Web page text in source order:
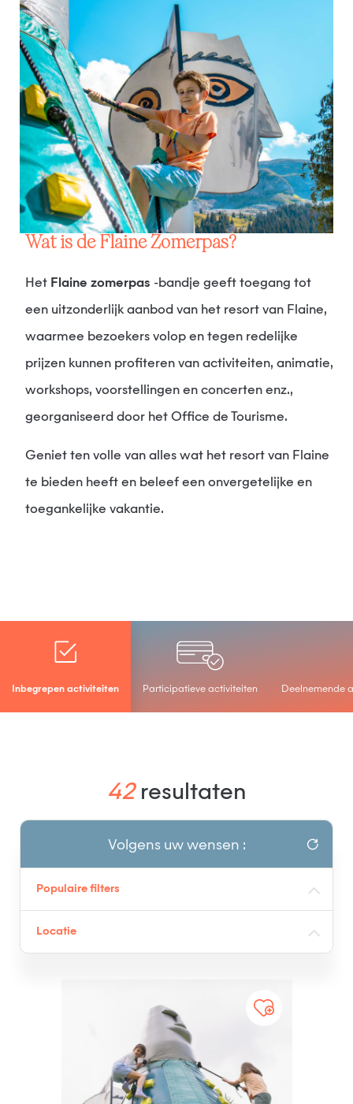
Wat is de Flaine Zomerpas?
Het Flaine zomerpas -bandje geeft toegang tot
een uitzonderlijk aanbod van het resort van Flaine,
waarmee bezoekers volop en tegen redelijke
prijzen kunnen profiteren van activiteiten, animatie,
workshops, voorstellingen en concerten enz.,
georganiseerd door het Office de Tourisme.
Geniet ten volle van alles wat het resort van Flaine
te bieden heeft en beleef een onvergetelijke en
toegankelijke vakantie.
Inbegrepen activiteiten Participatieve activiteiten Deelnemende
42resultaten
Volgens uw wensen :
Populaire filters
Locatie